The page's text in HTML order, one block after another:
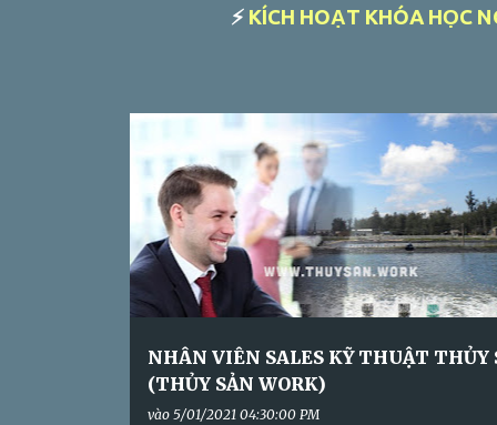
t
⚡ KÍCH HOẠT KHÓA HỌC
NHÂN VIÊN SALES KỸ THUẬT THỦY
(THỦY SẢN WORK)
vào 5/01/2021 04:30:00 PM
6-8 TRIỆU BẾN TRE SÓC TRĂNG TOÀN THỜI